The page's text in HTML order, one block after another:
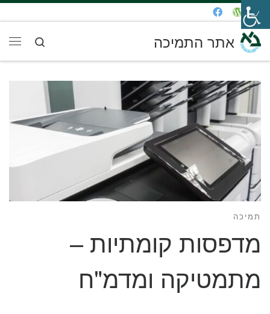
דלג לתוכן
אתר התמיכה Search
תמיכה
מדפסות קומתיות –
מתמטיקה ומדמ"ח